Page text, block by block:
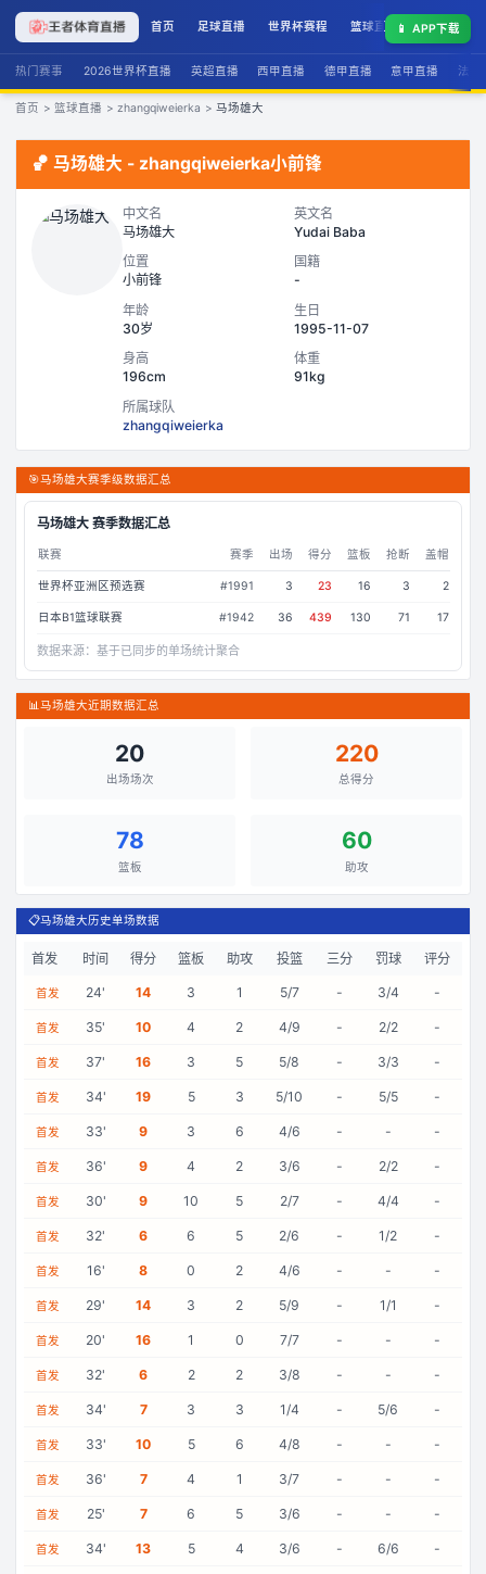
首页 足球直播 世界杯赛程 篮球直播 联赛积分
📱 APP下载
热门赛事 2026世界杯直播 英超直播 西甲直播 德甲直播 意甲直播 法甲
首页 > 篮球直播 > zhangqiweierka > 马场雄大
🏀 马场雄大 - zhangqiweierka小前锋
中文名
马场雄大
英文名
Yudai Baba
位置
小前锋
国籍
-
年龄
30岁
生日
1995-11-07
身高
196cm
体重
91kg
所属球队
zhangqiweierka
🎯马场雄大赛季级数据汇总
马场雄大赛季数据汇总
联赛 赛季 出场 得分 篮板 抢断 盖帽
世界杯亚洲区预选赛 #1991 3 23 16 3 2
日本B1篮球联赛 #1942 36 439 130 71 17
数据来源： 基于已同步的单场统计聚合
📊马场雄大近期数据汇总
20
出场场次
220
总得分
78
篮板
60
助攻
📋马场雄大历史单场数据
首发 时间 得分 篮板 助攻 投篮 三分 罚球 评分
首发 24' 14 3 1 5/7 - 3/4 -
首发 35' 10 4 2 4/9 - 2/2 -
首发 37' 16 3 5 5/8 - 3/3 -
首发 34' 19 5 3 5/10 - 5/5 -
首发 33' 9 3 6 4/6 - - -
首发 36' 9 4 2 3/6 - 2/2 -
首发 30' 9 10 5 2/7 - 4/4 -
首发 32' 6 6 5 2/6 - 1/2 -
首发 16' 8 0 2 4/6 - - -
首发 29' 14 3 2 5/9 - 1/1 -
首发 20' 16 1 0 7/7 - - -
首发 32' 6 2 2 3/8 - - -
首发 34' 7 3 3 1/4 - 5/6 -
首发 33' 10 5 6 4/8 - - -
首发 36' 7 4 1 3/7 - - -
首发 25' 7 6 5 3/6 - - -
首发 34' 13 5 4 3/6 - 6/6 -